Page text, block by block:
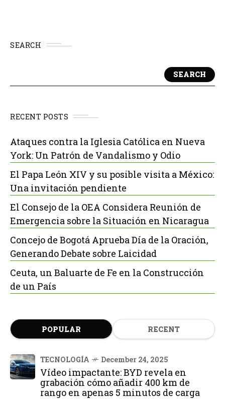
SEARCH
SEARCH
RECENT POSTS
Ataques contra la Iglesia Católica en Nueva
York: Un Patrón de Vandalismo y Odio
El Papa León XIV y su posible visita a México:
Una invitación pendiente
El Consejo de la OEA Considera Reunión de
Emergencia sobre la Situación en Nicaragua
Concejo de Bogotá Aprueba Día de la Oración,
Generando Debate sobre Laicidad
Ceuta, un Baluarte de Fe en la Construcción
de un País
POPULAR RECENT
TECNOLOGÍA December 24, 2025
Vídeo impactante: BYD revela en
grabación cómo añadir 400 km de
rango en apenas 5 minutos de carga